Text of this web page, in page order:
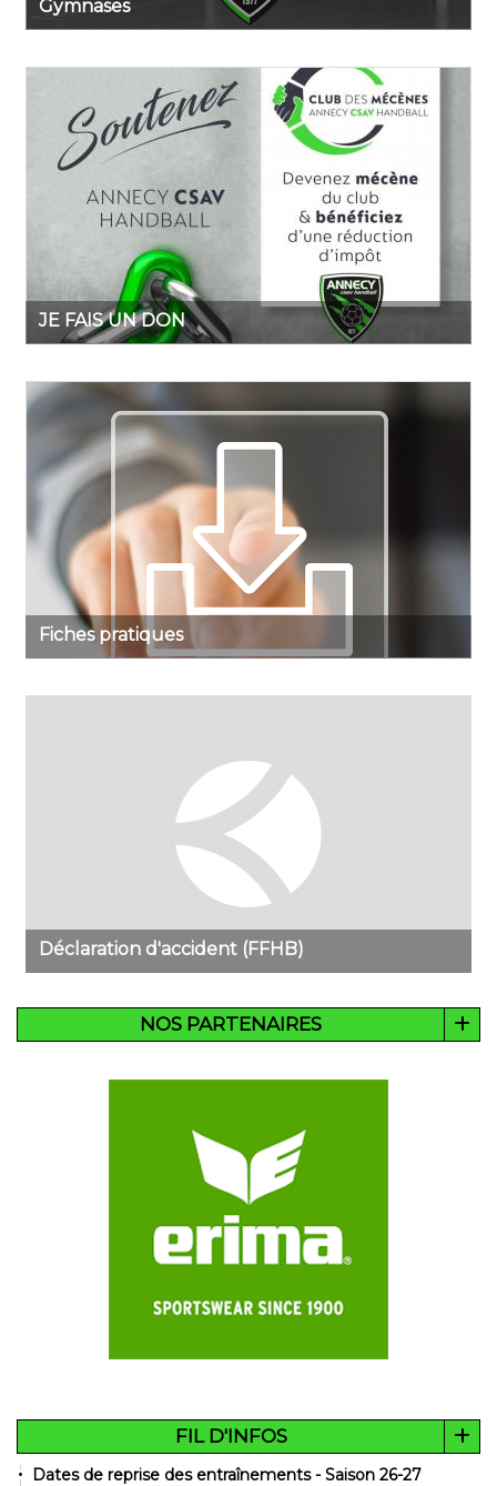
Gymnases
JE FAIS UN DON
Fiches pratiques
Déclaration d'accident (FFHB)
NOS PARTENAIRES
FIL D'INFOS
Dates de reprise des entraînements - Saison 26-27